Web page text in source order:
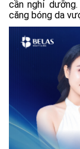
cần nghỉ
căng bóng da